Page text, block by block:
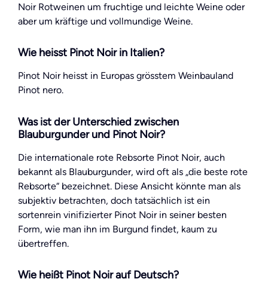
Noir Rotweinen um fruchtige und leichte Weine oder
aber um kräftige und vollmundige Weine.
Wie heisst Pinot Noir in Italien?
Pinot Noir heisst in Europas grösstem Weinbauland
Pinot nero.
Was ist der Unterschied zwischen
Blauburgunder und Pinot Noir?
Die internationale rote Rebsorte Pinot Noir, auch
bekannt als Blauburgunder, wird oft als „die beste rote
Rebsorte“ bezeichnet. Diese Ansicht könnte man als
subjektiv betrachten, doch tatsächlich ist ein
sortenrein vinifizierter Pinot Noir in seiner besten
Form, wie man ihn im Burgund findet, kaum zu
übertreffen.
Wie heißt Pinot Noir auf Deutsch?